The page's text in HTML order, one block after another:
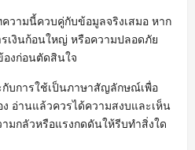
วามนี้ควบคู่กับข้อมูลจริงเสมอ หาก
เงินก้อนใหญ่ หรือความปลอดภัย
องก่อนตัดสินใจ
บการใช้เป็นภาษาสัญลักษณ์เพื่อ
อ่านแล้วควรได้ความสงบและเห็น
มกลัวหรือแรงกดดันให้รีบทำสิ่งใด